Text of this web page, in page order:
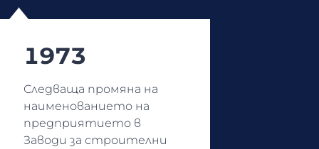
1973
Следваща промяна на
наименованието на
предприятието в
Заводи за строителни